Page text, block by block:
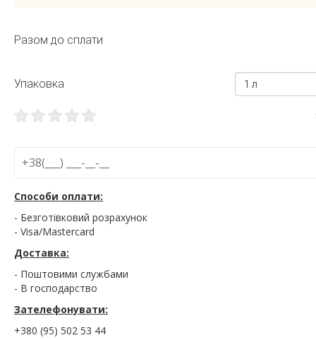
Разом до сплати
Упаковка 1 л
Способи оплати:
- Безготівковий розрахунок
- Visa/Mastercard
Доставка:
- Поштовими службами
- В господарство
Зателефонувати:
+380 (95) 502 53 44